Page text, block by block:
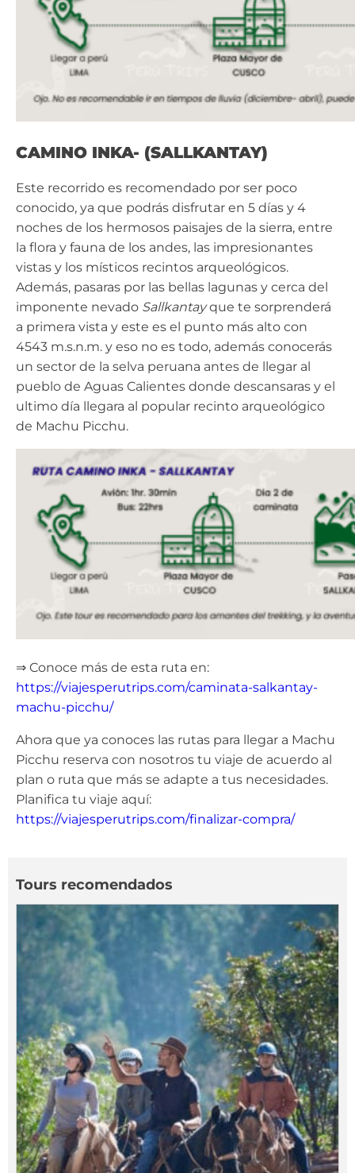
CAMINO INKA- (SALLKANTAY)
Este recorrido es recomendado por ser poco
conocido, ya que podrás disfrutar en 5 días y 4
noches de los hermosos paisajes de la sierra, entre
la flora y fauna de los andes, las impresionantes
vistas y los místicos recintos arqueológicos.
Además, pasaras por las bellas lagunas y cerca del
imponente nevado Sallkantayque te sorprenderá
a primera vista y este es el punto más alto con
4543 m.s.n.m. y eso no es todo, además conocerás
un sector de la selva peruana antes de llegar al
pueblo de Aguas Calientes donde descansaras y el
ultimo día llegara al popular recinto arqueológico
de Machu Picchu.
⇒ Conoce más de esta ruta en:
https://viajesperutrips.com/caminata-salkantay-
machu-picchu/
Ahora que ya conoces las rutas para llegar a Machu
Picchu reserva con nosotros tu viaje de acuerdo al
plan o ruta que más se adapte a tus necesidades.
Planifica tu viaje aquí:
https://viajesperutrips.com/finalizar-compra/
Tours recomendados